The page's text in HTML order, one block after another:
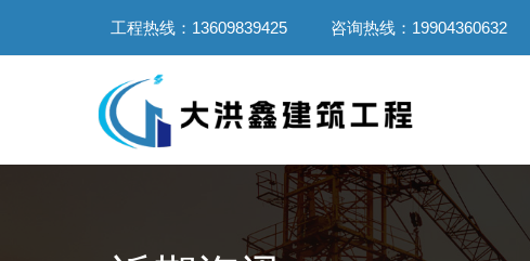
工程热线：13609839425 咨询热线：19904360632